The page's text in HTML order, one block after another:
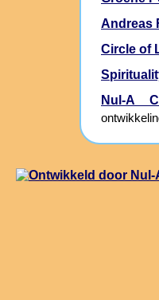
Andreas
Circle of
Nul-A